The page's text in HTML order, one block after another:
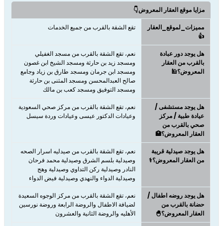
مزايا موقع العقار المعروض👇
مميزات_لموقع_العقار
👍
تقع الشقة بالقرب من جميع الخدمات
هل يوجد دور عبادة
بالقرب من العقار
المعروض؟🕌
نعم، تقع الشقة بالقرب من مسجد الغفيلي
ومسجد زيد بن حارثة ومسجد الشيخ ابن غصون
ومسجد ابن جرمان ومسجد طارق بن زياد وجامع
صالح العبدالمحسن ومسجد المثنى بن حارثة
ومسجد التوفيق ومسجد كعب بن مالك
هل يوجد مستشفى /
عيادة طبية / مركز
صحي بالقرب من
العقار المعروض؟🏥
نعم، تقع الشقة بالقرب من مركز صحي السعودية
وعيادات الدكتور عيسى وعيادات وردة سيسل
هل يوجد صيدلية قريبة
من العقار المعروض؟⚕️
نعم، تقع الشقة بالقرب من صيدليه اسرار الصحه
وصيدلية بلسم الشرق وصيدلية محمد فرحان
النادر وصيدلية ركن التداوي وصيدلية وهج
وصيدلية الدواء والنهدي وصيدلية فيض الدواء
هل يوجد روضه اطفال /
حضانة بالقرب من
العقار المعروض؟🐣
نعم، تقع الشقة بالقرب من مركز الوجوه السعيدة
لضيافة الاطفال والروضة الرابعة وروضة نورسين
الأهليه والروضة الثانية والعشرون